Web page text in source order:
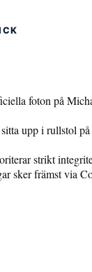
foton på
upp i rullstol
strikt
sker främst via